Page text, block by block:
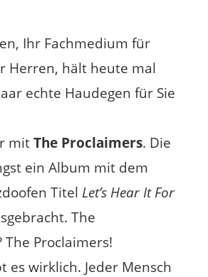
Ihr Fachmedium für
Herren, hält heute mal
echte Haudegen für Sie
mitThe Proclaimers. Die
ein Album mit dem
Titel Let’s Hear It For
The
The Proclaimers!
es wirklich. Jeder Mensch